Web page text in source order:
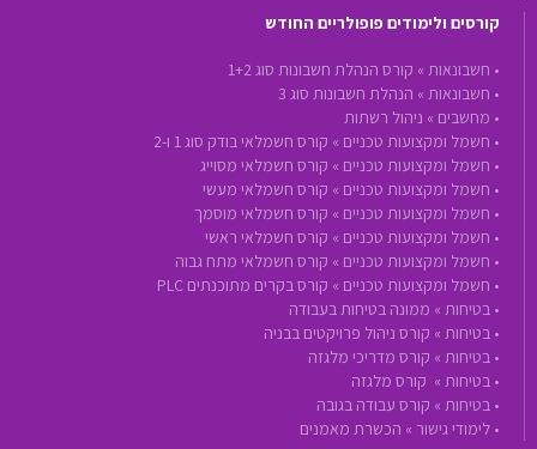
קורסים ולימודים פופולריים החודש
• חשבונאות » קורס הנהלת חשבונות סוג 1+2
• חשבונאות » הנהלת חשבונות סוג 3
• מחשבים » ניהול רשתות
• חשמל ומקצועות טכניים » קורס חשמלאי בודק סוג 1 ו-2
• חשמל ומקצועות טכניים » קורס חשמלאי מסוייג
• חשמל ומקצועות טכניים » קורס חשמלאי מעשי
• חשמל ומקצועות טכניים » קורס חשמלאי מוסמך
• חשמל ומקצועות טכניים » קורס חשמלאי ראשי
• חשמל ומקצועות טכניים » קורס חשמלאי מתח גבוה
• חשמל ומקצועות טכניים » קורס בקרים מתוכנתים PLC
• בטיחות » ממונה בטיחות בעבודה
• בטיחות » קורס ניהול פרויקטים בבניה
• בטיחות » קורס מדריכי מלגזה
• בטיחות » קורס מלגזה
• בטיחות » קורס עבודה בגובה
• לימודי גישור » הכשרת מאמנים